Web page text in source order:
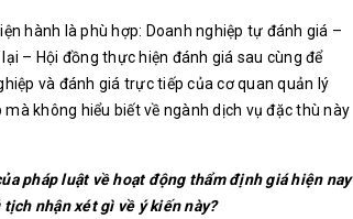
hành là phù hợp: Doanh nghiệp tự đánh giá –
– Hội đồng thực hiện đánh giá sau cùng để
và đánh giá trực tiếp của cơ quan quản lý
không hiểu biết về ngành dịch vụ đặc thù này
pháp luật về hoạt động thẩm định giá hiện nay
nhận xét gì về ý kiến này?